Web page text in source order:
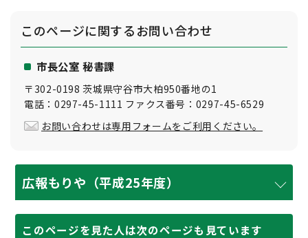
このページに関するお問い合わせ
市長公室 秘書課
〒302-0198 茨城県守谷市大柏950番地の1
電話：0297-45-1111 ファクス番号：0297-45-6529
お問い合わせは専用フォームをご利用ください。
広報もりや（平成25年度）
このページを見た人は次のページも見ています